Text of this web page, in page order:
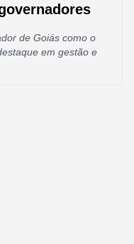
de Goiás como o
em gestão e